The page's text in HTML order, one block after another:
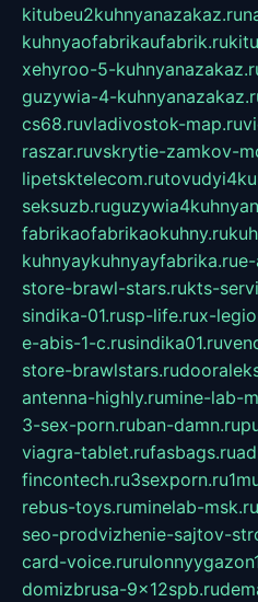
kitubeu2kuhnyanazakaz.ru
kuhnyaofabrikaufabrik.ru
xehyroo-5-
guzywia-4-
cs68.ruvladivostok-map.ru
raszar.ruvskrytie-zamkov-
lipetsktelecom.ru
seksuzb.ru
fabrikaofabrikaokuhny.ru
kuhnyaykuhnyayfabrika.rue-
store-brawl-stars.rukts-
sindika-01.rusp-life.rux-
e-abis-1-c.rusindika01.ru
store-brawlstars.ru
antenna-highly.rumine-lab-
3-sex-porn.ruban-damn.ru
viagra-tablet.rufasbags.ru
fincontech.ru3sexporn.ru
rebus-toys.ruminelab-msk.ru
seo-prodvizhenie-sajtov-
card-voice.ru
domizbrusa-9x12spb.ru